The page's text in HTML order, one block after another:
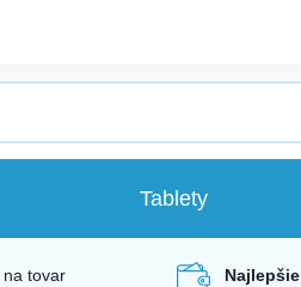
Tablety
na tovar